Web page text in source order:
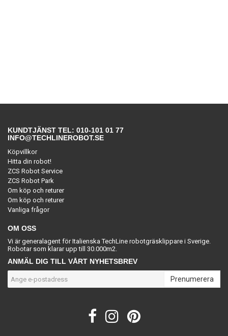
KUNDTJÄNST TEL: 010-101 01 77
INFO@TECHLINEROBOT.SE
Köpvillkor
Hitta din robot!
ZCS Robot Service
ZCS Robot Park
Om köp och returer
Om köp och returer
Vanliga frågor
OM OSS
Vi är generalagent för Italienska TechLine robotgräsklippare i Sverige.
Robotar som klarar upp till 30.000m2.
ANMÄL DIG TILL VÅRT NYHETSBREV
Prenumerera